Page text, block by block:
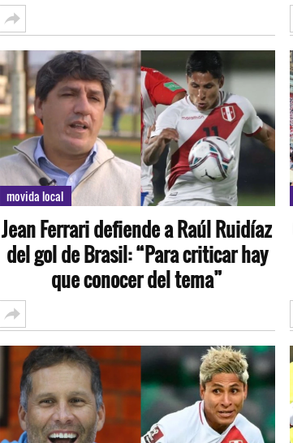
movida local
Jean Ferrari defiende a Raúl Ruidíaz
del gol de Brasil: “Para criticar hay
que conocer del tema”